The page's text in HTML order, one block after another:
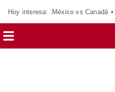
Hoy interesa: México vs Canadá